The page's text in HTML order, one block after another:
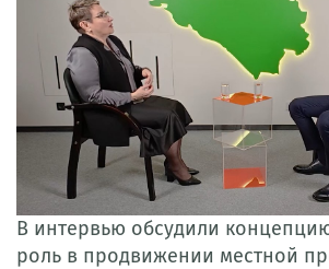
В интервью обсудили
роль в продвижении местной